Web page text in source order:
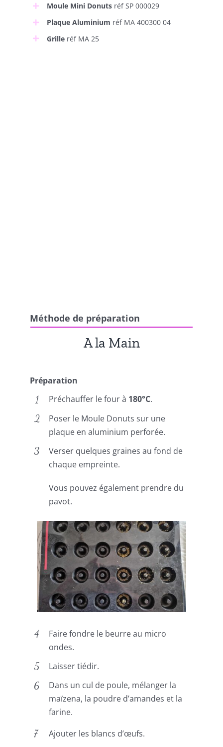
Moule Mini Donutsréf SP 000029
Plaque Aluminium réf MA 400300 04
Grilleréf MA 25
Méthode de préparation
A la Main
Préparation
Préchauffer le four à 180°C.
Poser le Moule Donuts sur une
plaque en aluminium perforée.
Verser quelques graines au fond de
chaque empreinte.
Vous pouvez également prendre du
pavot.
Faire fondre le beurre au micro
ondes.
Laisser tiédir.
Dans un cul de poule, mélanger la
maïzena, la poudre d’amandes et la
farine.
Ajouter les blancs d’œufs.